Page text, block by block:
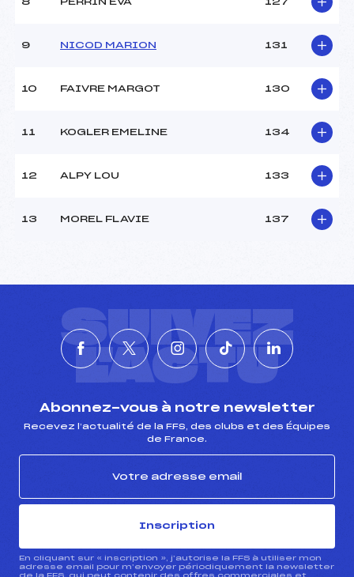
8 PERRIN EVA 127
9 NICOD MARION 131
10 FAIVRE MARGOT 130
11 KOGLER EMELINE 134
12 ALPY LOU 133
13 MOREL FLAVIE 137
SUIVEZ
L'ACTU
Abonnez-vous à notre newsletter
Recevez l’actualité de la FFS, des clubs et des Équipes
de France.
Inscription
En cliquant sur « inscription », j’autorise la FFS à utiliser mon
adresse email pour m’envoyer périodiquement la newsletter
de la FFS, qui peut contenir des offres commerciales et